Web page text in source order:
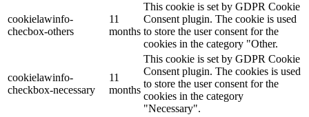
cookielawinfo-
checbox-others
11
months
This cookie is set by GDPR Cookie
Consent plugin. The cookie is used
to store the user consent for the
cookies in the category "Other.
cookielawinfo-
checkbox-necessary
11
months
This cookie is set by GDPR Cookie
Consent plugin. The cookies is used
to store the user consent for the
cookies in the category
"Necessary".